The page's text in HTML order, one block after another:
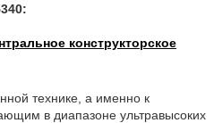
конструкторское
технике, а именно к
в диапазоне ультравысоких